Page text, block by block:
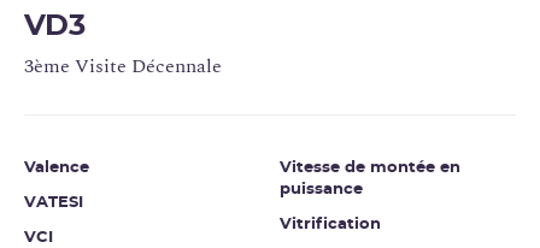
VD3
3ème Visite Décennale
Valence
VATESI
VCI
Vitesse de montée en
puissance
Vitrification